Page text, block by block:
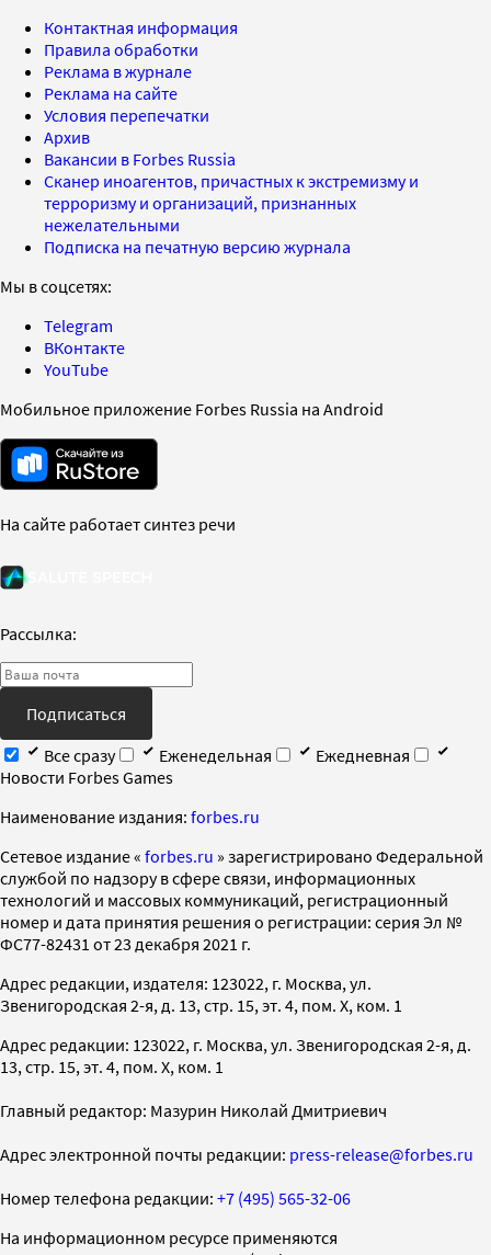
Контактная информация
Правила обработки
Реклама в журнале
Реклама на сайте
Условия перепечатки
Архив
Вакансии в Forbes Russia
Сканер иноагентов, причастных к экстремизму и
терроризму и организаций, признанных
нежелательными
Подписка на печатную версию журнала
Мы в соцсетях:
Telegram
ВКонтакте
YouTube
Мобильное приложение Forbes Russia на Android
На сайте работает синтез речи
Рассылка:
Подписаться
Все сразу
Еженедельная
Ежедневная
Новости Forbes Games
Наименование издания: forbes.ru
Cетевое издание « forbes.ru » зарегистрировано Федеральной
службой по надзору в сфере связи, информационных
технологий и массовых коммуникаций, регистрационный
номер и дата принятия решения о регистрации: серия Эл №
ФС77-82431 от 23 декабря 2021 г.
Адрес редакции, издателя: 123022, г. Москва, ул.
Звенигородская 2-я, д. 13, стр. 15, эт. 4, пом. X, ком. 1
Адрес редакции: 123022, г. Москва, ул. Звенигородская 2-я, д.
13, стр. 15, эт. 4, пом. X, ком. 1
Главный редактор: Мазурин Николай Дмитриевич
Адрес электронной почты редакции: press-release@forbes.ru
Номер телефона редакции: +7 (495) 565-32-06
На информационном ресурсе применяются